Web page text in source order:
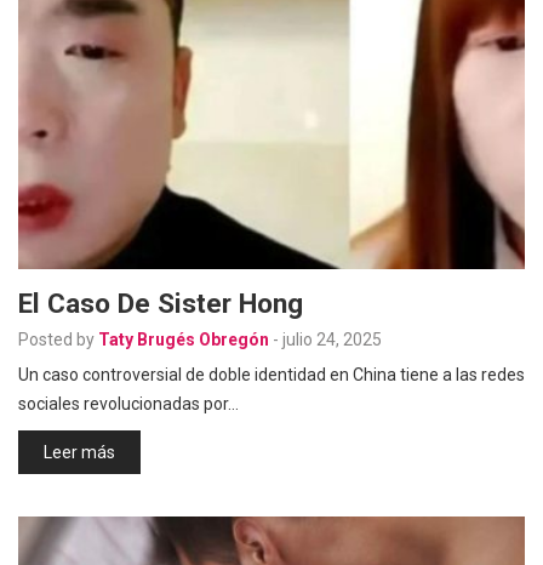
El Caso De Sister Hong
Posted by Taty Brugés Obregón - julio 24, 2025
Un caso controversial de doble identidad en China tiene a las redes
sociales revolucionadas por…
Leer más